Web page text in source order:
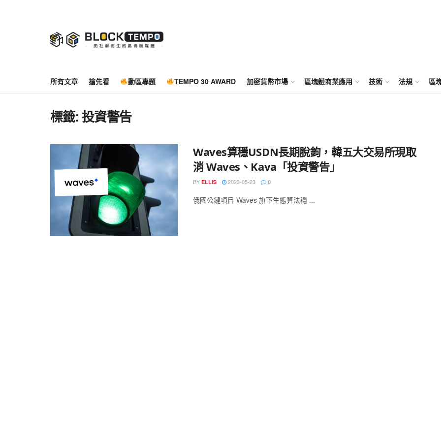
所有文章 搶先看 動區專題 TEMPO 30 AWARD 加密貨幣市場 區塊鏈商業應用 技術 法規 區
標籤: 投資警告
Waves算穩USDN長期脫鉤，韓五大交易所現取
消 Waves、Kava「投資警告」
BY ELLIS 2023-05-23 0
俄國公鏈項目 Waves 旗下生態算法穩 ...